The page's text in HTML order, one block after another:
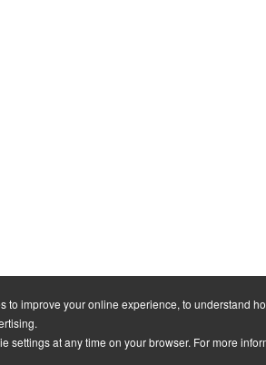
to improve your online experience, to understand
settings at any time on your browser. For more